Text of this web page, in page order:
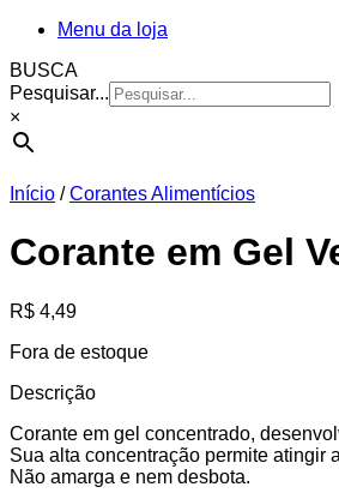
Menu da loja
BUSCA
Pesquisar...
×
Início / Corantes Alimentícios
Corante em Gel
R$ 4,49
Fora de estoque
Descrição
Corante em gel concentrado,
Sua alta concentração permite atingir
Não amarga e nem desbota.